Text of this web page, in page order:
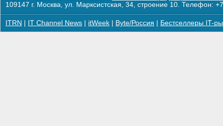
109147 г. Москва, ул. Марксистская, 34, строение 10. Телефон:
ITRN IT Channel News itWeek Byte/Россия Бестселлеры IT-